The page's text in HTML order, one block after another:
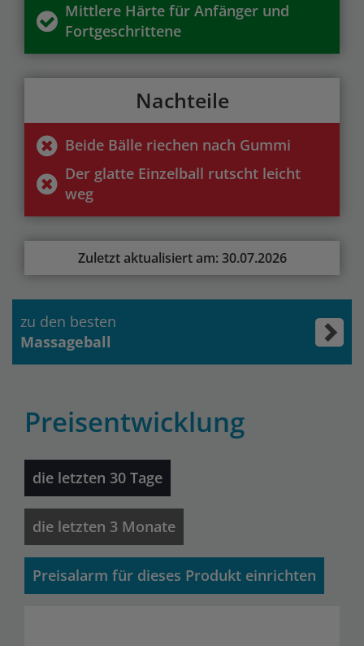
Mittlere Härte für Anfänger und
Fortgeschrittene
Nachteile
Beide Bälle riechen nach Gummi
Der glatte Einzelball rutscht leicht
weg
Zuletzt aktualisiert am: 30.07.2026
zu den besten
Massageball
Preisentwicklung
die letzten 30 Tage
die letzten 3 Monate
Preisalarm für dieses Produkt einrichten